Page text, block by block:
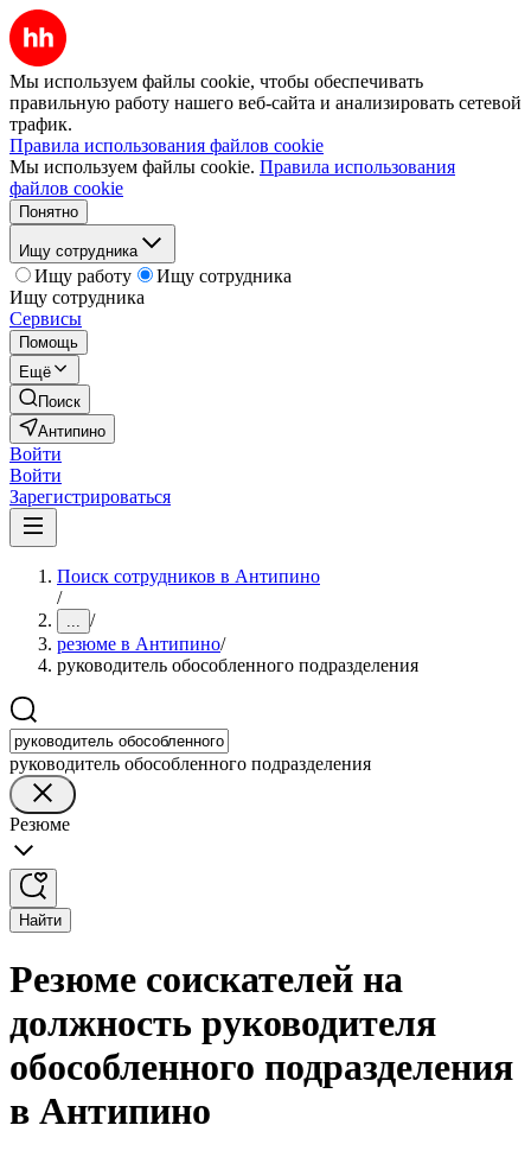
Мы используем файлы cookie, чтобы обеспечивать
правильную работу нашего веб-сайта и анализировать сетевой
трафик.
Правила использования файлов cookie
Мы используем файлы cookie. Правила использования
файлов cookie
Понятно
Ищу сотрудника
Ищу работу
Ищу сотрудника
Ищу сотрудника
Сервисы
Помощь
Ещё
Поиск
Антипино
Войти
Войти
Зарегистрироваться
Поиск сотрудников в Антипино
/
... /
резюме в Антипино/
руководитель обособленного подразделения
руководитель обособленного подразделения
Резюме
Найти
Резюме соискателей на
должность руководителя
обособленного подразделения
в Антипино